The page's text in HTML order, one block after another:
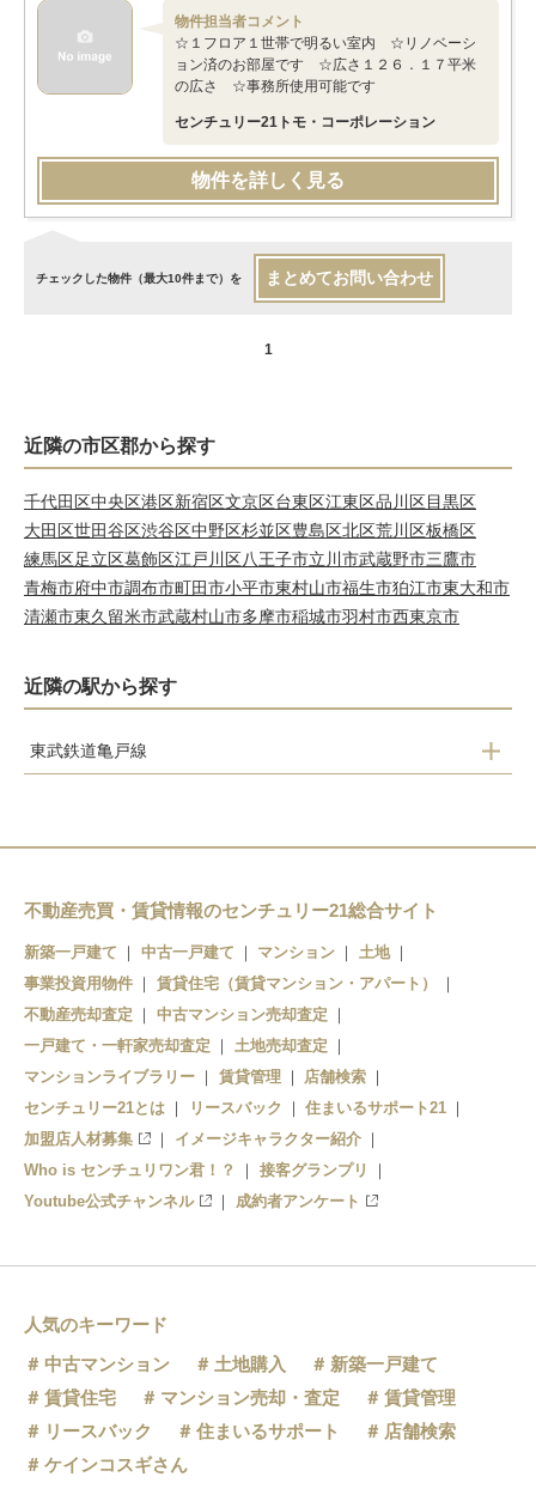
物件担当者コメント
☆１フロア１世帯で明るい室内 ☆リノベーシ
ョン済のお部屋です ☆広さ１２６．１７平米
の広さ ☆事務所使用可能です
センチュリー21トモ・コーポレーション
物件を詳しく見る
チェックした物件（最大10件まで）を まとめてお問い合わせ
1
近隣の市区郡から探す
千代田区中央区港区新宿区文京区台東区江東区品川区目黒区
大田区世田谷区渋谷区中野区杉並区豊島区北区荒川区板橋区
練馬区足立区葛飾区江戸川区八王子市立川市武蔵野市三鷹市
青梅市府中市調布市町田市小平市東村山市福生市狛江市東大和市
清瀬市東久留米市武蔵村山市多摩市稲城市羽村市西東京市
近隣の駅から探す
東武鉄道亀戸線
亀戸水神
亀戸
不動産売買・賃貸情報のセンチュリー21総合サイト
新築一戸建て 中古一戸建て マンション
土地
事業投資用物件
賃貸住宅（賃貸マンション・アパート）
不動産売却査定
中古マンション売却査定
一戸建て・一軒家売却査定
土地売却査定
マンションライブラリー
賃貸管理
店舗検索
センチュリー21とは
リースバック
住まいるサポート21
加盟店人材募集
イメージキャラクター紹介
Who is センチュリワン君！？
接客グランプリ
Youtube公式チャンネル
成約者アンケート
人気のキーワード
中古マンション
土地購入
新築一戸建て
賃貸住宅
マンション売却・査定
賃貸管理
リースバック
住まいるサポート
店舗検索
ケインコスギさん